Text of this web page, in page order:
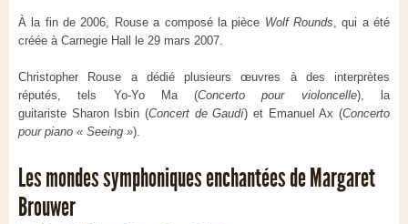
À la fin de 2006, Rouse a composé la pièce Wolf Rounds, qui a été
créée à Carnegie Hall le 29 mars 2007.
Christopher Rouse a dédié plusieurs œuvres à des interprètes
réputés, tels Yo-Yo Ma (Concerto pour violoncelle), la
guitariste Sharon Isbin (Concert de Gaudí) et Emanuel Ax (Concerto
pour piano « Seeing »).
Les mondes symphoniques enchantées de Margaret
Brouwer